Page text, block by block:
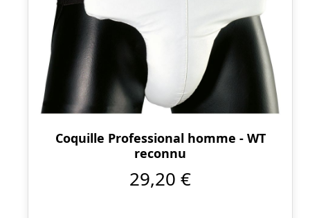
Coquille Professional homme - WT
reconnu
29,20 €